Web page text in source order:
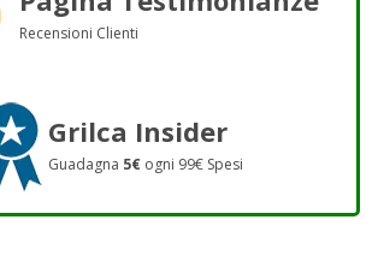
Recensioni Clienti
Grilca Insider
Guadagna 5€ ogni 99€ Spesi